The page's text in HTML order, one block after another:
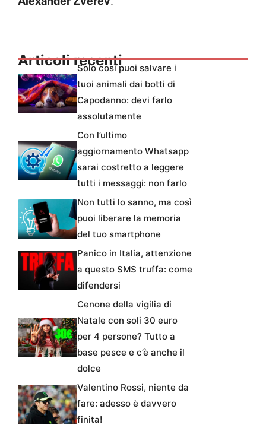
Articoli recentiSolo così puoi salvare i
tuoi animali dai botti di
Capodanno: devi farlo
assolutamente
Con l’ultimo
aggiornamento Whatsapp
sarai costretto a leggere
tutti i messaggi: non farlo
Non tutti lo sanno, ma così
puoi liberare la memoria
del tuo smartphone
Panico in Italia, attenzione
a questo SMS truffa: come
difendersi
Cenone della vigilia di
Natale con soli 30 euro
per 4 persone? Tutto a
base pesce e c’è anche il
dolce
Valentino Rossi, niente da
fare: adesso è davvero
finita!